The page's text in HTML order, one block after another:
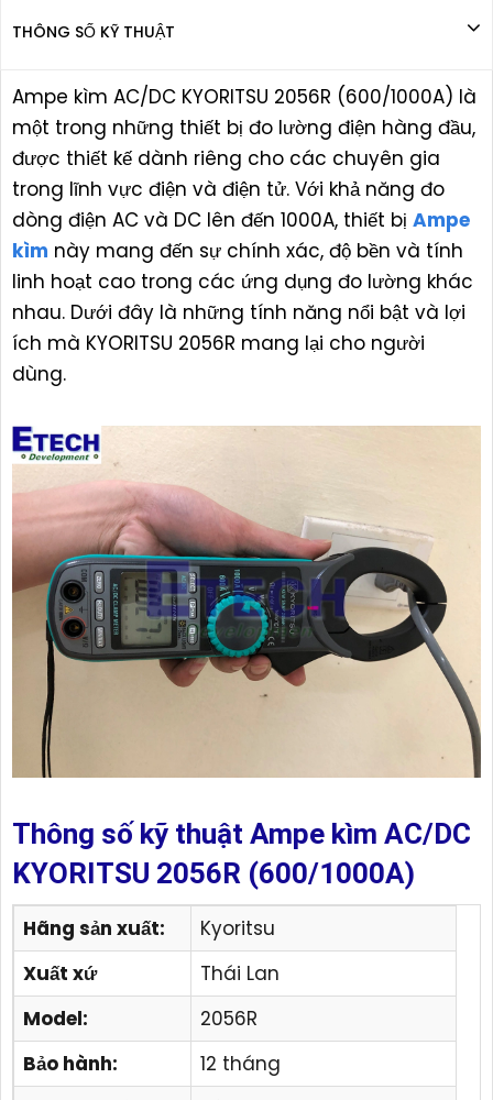
THÔNG SỐ KỸ THUẬT
Ampe kìm AC/DC KYORITSU 2056R (600/1000A) là
một trong những thiết bị đo lường điện hàng đầu,
được thiết kế dành riêng cho các chuyên gia
trong lĩnh vực điện và điện tử. Với khả năng đo
dòng điện AC và DC lên đến 1000A, thiết bị Ampe
kìm này mang đến sự chính xác, độ bền và tính
linh hoạt cao trong các ứng dụng đo lường khác
nhau. Dưới đây là những tính năng nổi bật và lợi
ích mà KYORITSU 2056R mang lại cho người
dùng.
Thông số kỹ thuật Ampe kìm AC/DC
KYORITSU 2056R (600/1000A)
Hãng sản xuất:
Kyoritsu
Xuất xứ
Thái Lan
Model:
2056R
Bảo hành:
12 tháng